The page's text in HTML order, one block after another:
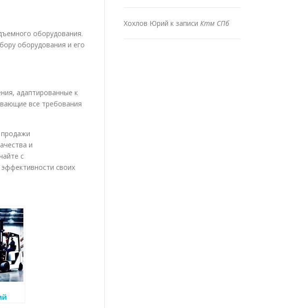
оборудования.
оборудования и его
адаптированные к
все требования
и
с
своих
Хохлов Юрий к записи Ктм СПб